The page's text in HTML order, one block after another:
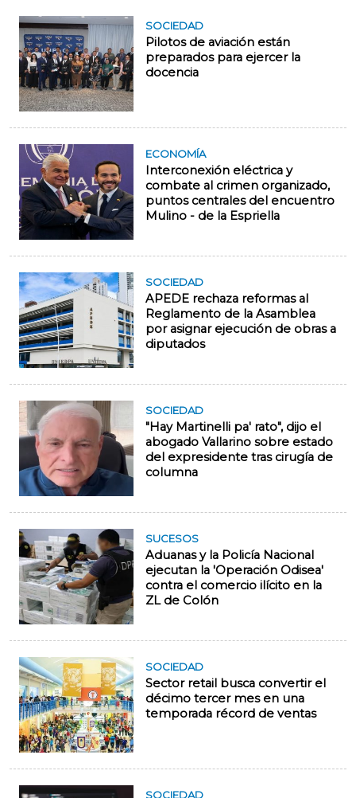
SOCIEDAD
Pilotos de aviación están
preparados para ejercer la
docencia
ECONOMÍA
Interconexión eléctrica y
combate al crimen organizado,
puntos centrales del encuentro
Mulino - de la Espriella
SOCIEDAD
APEDE rechaza reformas al
Reglamento de la Asamblea
por asignar ejecución de obras a
diputados
SOCIEDAD
"Hay Martinelli pa' rato", dijo el
abogado Vallarino sobre estado
del expresidente tras cirugía de
columna
SUCESOS
Aduanas y la Policía Nacional
ejecutan la 'Operación Odisea'
contra el comercio ilícito en la
ZL de Colón
SOCIEDAD
Sector retail busca convertir el
décimo tercer mes en una
temporada récord de ventas
SOCIEDAD